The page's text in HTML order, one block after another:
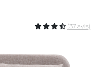
(37 avis)